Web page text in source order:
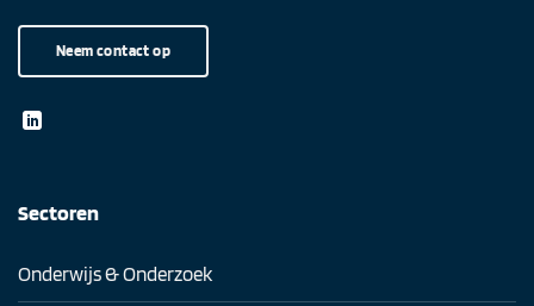
Neem contact op
Sectoren
Onderwijs & Onderzoek